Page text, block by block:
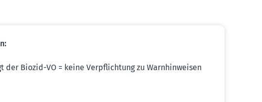
Biozid-VO = keine Verpflichtung zu Warnhin­weisen